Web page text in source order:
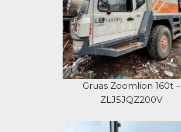
Gruas Zoomlion 160t –
ZLJ5JQZ200V